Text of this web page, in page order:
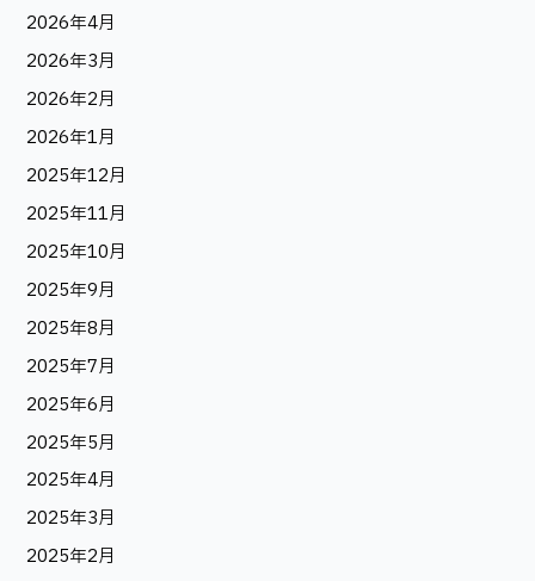
2026年4月
2026年3月
2026年2月
2026年1月
2025年12月
2025年11月
2025年10月
2025年9月
2025年8月
2025年7月
2025年6月
2025年5月
2025年4月
2025年3月
2025年2月